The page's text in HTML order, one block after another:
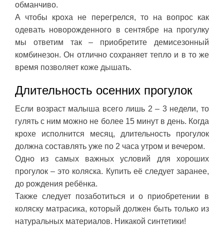
обманчиво.
А чтобы кроха не перегрелся, то на вопрос как
одевать новорожденного в сентябре на прогулку
мы ответим так – приобретите демисезонный
комбинезон. Он отлично сохраняет тепло и в то же
время позволяет коже дышать.
Длительность осенних прогулок
Если возраст малыша всего лишь 2 – 3 недели, то
гулять с ним можно не более 15 минут в день. Когда
крохе исполнится месяц, длительность прогулок
должна составлять уже по 2 часа утром и вечером.
Одно из самых важных условий для хороших
прогулок – это коляска. Купить её следует заранее,
до рождения ребёнка.
Также следует позаботиться и о приобретении в
коляску матрасика, который должен быть только из
натуральных материалов. Никакой синтетики!